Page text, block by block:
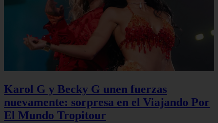
Karol G y Becky G unen fuerzas
nuevamente: sorpresa en el Viajando Por
El Mundo Tropitour